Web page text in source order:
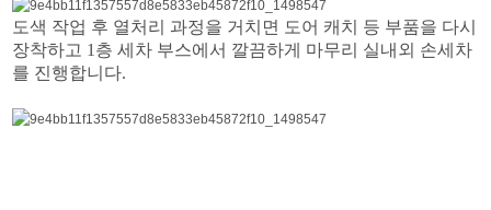
도색 작업 후 열처리 과정을 거치면 도어 캐치 등 부품을 다시
장착하고 1층 세차 부스에서 깔끔하게 마무리 실내외 손세차
를 진행합니다.